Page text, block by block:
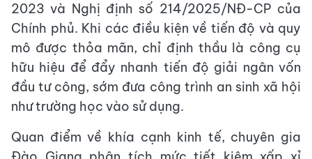
2023 và Nghị định số 214/2025/NĐ-CP của
Chính phủ. Khi các điều kiện về tiến độ và quy
mô được thỏa mãn, chỉ định thầu là công cụ
hữu hiệu để đẩy nhanh tiến độ giải ngân vốn
đầu tư công, sớm đưa công trình an sinh xã hội
như trường học vào sử dụng.
Quan điểm về khía cạnh kinh tế, chuyên gia